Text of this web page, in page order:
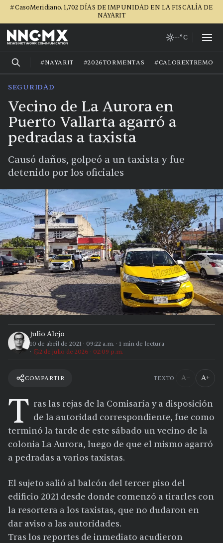
#CasoMeridiano. 1,702 DÍAS DE IMPUNIDAD EN LA FISCALÍA DE
NAYARIT
--°C
#NAYARIT #2026TORMENTAS #CALOREXTREMO
SEGURIDAD
Vecino de La Aurora en
Puerto Vallarta agarró a
pedradas a taxista
Causó daños, golpeó a un taxista y fue
detenido por los oficiales
Julio Alejo
10 de abril de 2021 · 09:22 a.m. · 1 min de lectura
2 de julio de 2026 · 02:09 p.m.
COMPARTIR TEXTO A− A+
T ras las rejas de la Comisaría y a disposición
de la autoridad correspondiente, fue como
terminó la tarde de este sábado un vecino de la
colonia La Aurora, luego de que el mismo agarró
a pedradas a varios taxistas.
El sujeto salió al balcón del tercer piso del
edificio 2021 desde donde comenzó a tirarles con
la resortera a los taxistas, que no dudaron en
dar aviso a las autoridades.
Tras los reportes de inmediato acudieron